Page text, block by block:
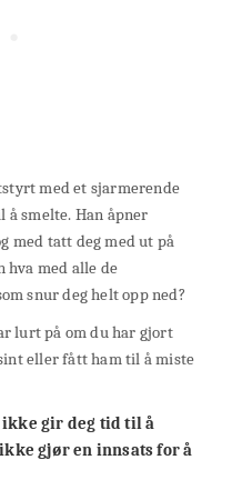
med et sjarmerende
å smelte. Han åpner
med tatt deg med ut på
hva med alle de
snur deg helt opp ned?
lurt på om du har gjort
eller fått ham til å miste
ikke gir deg tid til å
gjør en innsats for å